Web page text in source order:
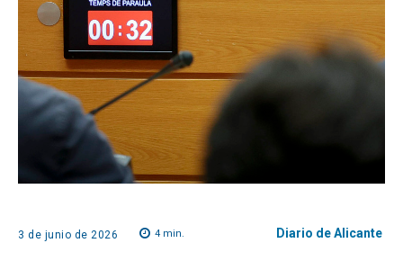
3 de junio de 2026 4 min. Diario de Alicante